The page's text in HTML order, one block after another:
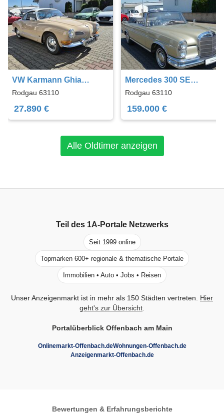
VW Karmann Ghia
Coupe schönes
restauriertes Coupe
Rodgau 63110
27.890 €
Mercedes 300 SE
Cabriolet Top Original
mit 58000 Km
Rodgau 63110
159.000 €
Alle Oldtimer anzeigen
Teil des 1A-PortaleNetzwerks
Seit 1999 online
Topmarken 600+ regionale & thematische Portale
Immobilien • Auto • Jobs • Reisen
Unser Anzeigenmarkt ist in mehr als 150 Städten vertreten.
Hier
geht's zur Übersicht
Portalüberblick Offenbach am Main
Onlinemarkt-Offenbach.deWohnungen-Offenbach.de
Anzeigenmarkt-Offenbach.de
Bewertungen & Erfahrungsberichte